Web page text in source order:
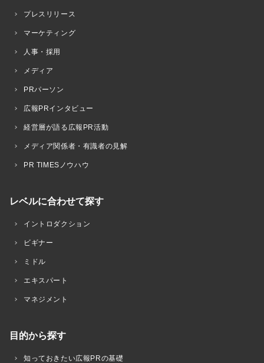
プレスリリース
マーケティング
人事・採用
メディア
PRパーソン
広報PRインタビュー
経営層が語る広報PR活動
メディア関係者・有識者の見解
PR TIMESノウハウ
レベルに合わせて探す
イントロダクション
ビギナー
ミドル
エキスパート
マネジメント
目的から探す
知っておきたい広報PRの基礎